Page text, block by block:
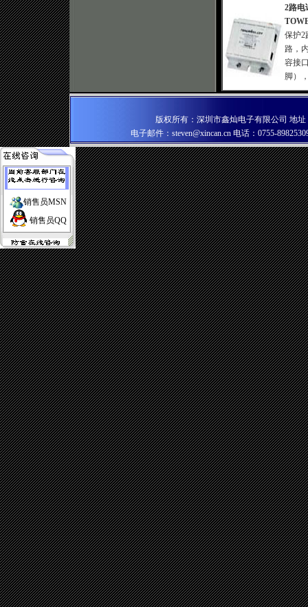
2路
保护2
路，
容接
脚）
版权所有：深圳市鑫灿电子有限公司 地
电子邮件： steven@xincan.cn 电话：0755-
销售员MSN
销售员QQ